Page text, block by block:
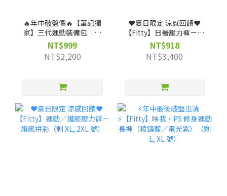
🔥年中破盤價🔥【筆記獨
家】三代運動裝備包｜運
動、生活、旅行，全場景
機能裝備包 ★ (贈)【筆記
獨家】客製不織布袋
NT$999
NT$2,200
❤️夏日限定 涼感回饋❤️
【Fitty】日著壓力褲－旗
艦無痕款（剩 XL, 號）
NT$918
NT$3,400